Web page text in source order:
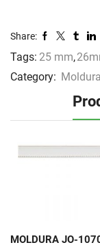
Share:
Tags: 25 mm,
Category:
MOLDURA JO-